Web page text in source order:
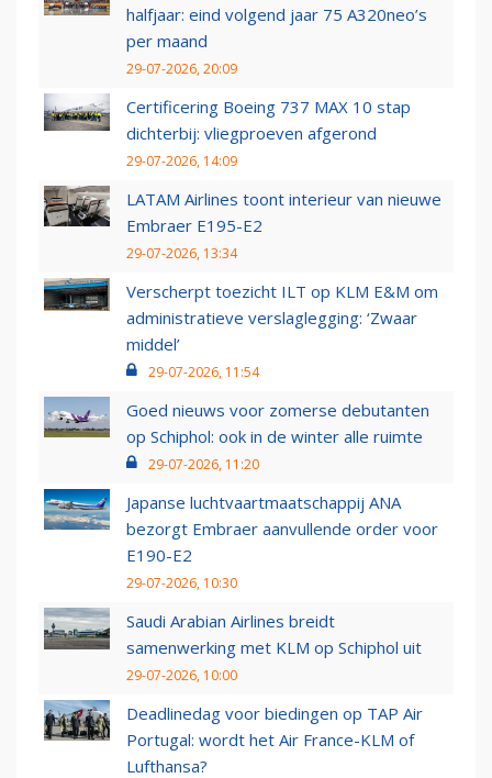
halfjaar: eind volgend jaar 75 A320neo’s
per maand
29-07-2026, 20:09
Certificering Boeing 737 MAX 10 stap
dichterbij: vliegproeven afgerond
29-07-2026, 14:09
LATAM Airlines toont interieur van nieuwe
Embraer E195-E2
29-07-2026, 13:34
Verscherpt toezicht ILT op KLM E&M om
administratieve verslaglegging: ‘Zwaar
middel’
29-07-2026, 11:54
Goed nieuws voor zomerse debutanten
op Schiphol: ook in de winter alle ruimte
29-07-2026, 11:20
Japanse luchtvaartmaatschappij ANA
bezorgt Embraer aanvullende order voor
E190-E2
29-07-2026, 10:30
Saudi Arabian Airlines breidt
samenwerking met KLM op Schiphol uit
29-07-2026, 10:00
Deadlinedag voor biedingen op TAP Air
Portugal: wordt het Air France-KLM of
Lufthansa?